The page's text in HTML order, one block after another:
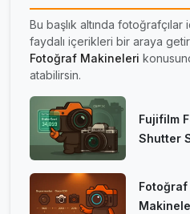
Bu başlık altında fotoğrafçılar
faydalı içerikleri bir araya
Fotoğraf Makineleri
atabilirsin.
Fujifilm
Shutter